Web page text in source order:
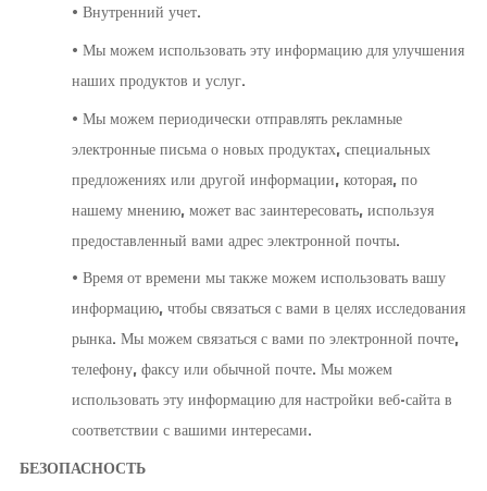
• Внутренний учет.
• Мы можем использовать эту информацию для улучшения
наших продуктов и услуг.
• Мы можем периодически отправлять рекламные
электронные письма о новых продуктах, специальных
предложениях или другой информации, которая, по
нашему мнению, может вас заинтересовать, используя
предоставленный вами адрес электронной почты.
• Время от времени мы также можем использовать вашу
информацию, чтобы связаться с вами в целях исследования
рынка. Мы можем связаться с вами по электронной почте,
телефону, факсу или обычной почте. Мы можем
использовать эту информацию для настройки веб-сайта в
соответствии с вашими интересами.
БЕЗОПАСНОСТЬ